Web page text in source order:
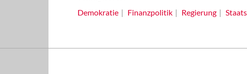
Demokratie
Finanzpolitik Regierung